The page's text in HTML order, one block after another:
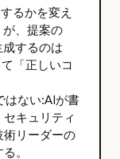
るかを変え
、提案の
するのは
「正しいコ
はない:AIが書
キュリティ
リーダーの
。